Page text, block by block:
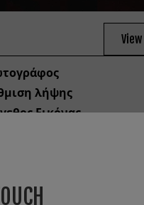
λήψης
Εικόνας
Λευκού